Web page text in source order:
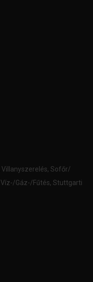
Villanyszerelés, Sofőr/
Víz-/Gáz-/Fűtés, Stuttgarti